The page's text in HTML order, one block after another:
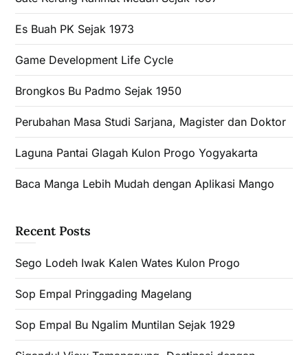
Es Buah PK Sejak 1973
Game Development Life Cycle
Brongkos Bu Padmo Sejak 1950
Perubahan Masa Studi Sarjana, Magister dan Doktor
Laguna Pantai Glagah Kulon Progo Yogyakarta
Baca Manga Lebih Mudah dengan Aplikasi Mango
Recent Posts
Sego Lodeh Iwak Kalen Wates Kulon Progo
Sop Empal Pringgading Magelang
Sop Empal Bu Ngalim Muntilan Sejak 1929